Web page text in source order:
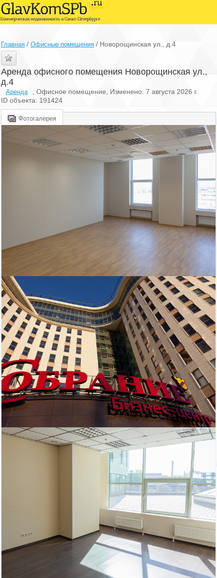
Главная / Офисные помещения / Новорощинская ул., д.4
Аренда офисного помещения Новорощинская ул.,
д.4
Аренда
, Офисное помещение, Изменено: 7 августа 2026 г.
ID объекта: 191424
Фотогалерея
Московский район
ст.м. Электросила
БЦ Собрание
Площадь
40.4 м2
72 720
руб/мес.
кв.м.|$|€
Биз-Цен
Телефон
Показать телефон
Электричество: есть
Водоснабжение: есть
Охрана: есть
Интернет: есть
Этаж: 9
Этажей всего: 13
Снять, арендовать офисное помещение:
Объект находится в, практически, равном удалении от двух
станций метро — «Московских ворот» и «Электросилы». На
объекте поддерживается высокий уровень безопасности,
осуществляется круглосуточная охрана, установлена система
видеонаблюдения и система контроля доступа в здание. При
аренде офиса в «Собрание» допускается проведение
перепланировки офисов или устройство пространства по
Время работы: круглосуточно
Договор: 11 месяцев, предоплата первого и последнего месяца
Стоянка: На прилегающих улицах
Интернет предоставляет: Обит, МТС